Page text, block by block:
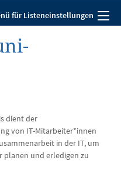
für Listeneinstellungen
dient der
von IT-Mitarbeiter*innen
in der IT, um
planen und erledigen zu